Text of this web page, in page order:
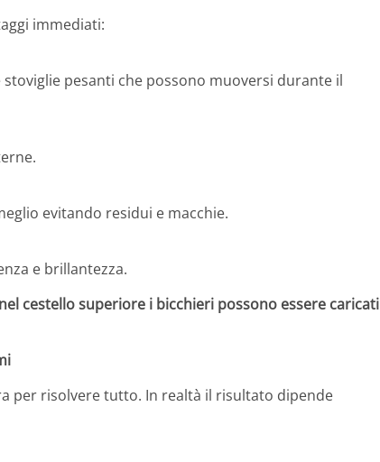
immediati:
pesanti che possono muoversi durante il
evitando residui e macchie.
e brillantezza.
cestello superiore i bicchieri possono essere caricati
per risolvere tutto. In realtà il risultato dipende